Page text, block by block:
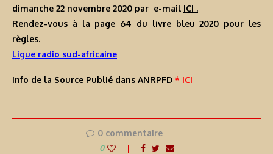
dimanche 22 novembre 2020 par e-mail ICI .
Rendez-vous à la page 64 du livre bleu 2020 pour les
règles.
Ligue radio sud-africaine
Info de la Source Publié dans ANRPFD * ICI
0 commentaire
0